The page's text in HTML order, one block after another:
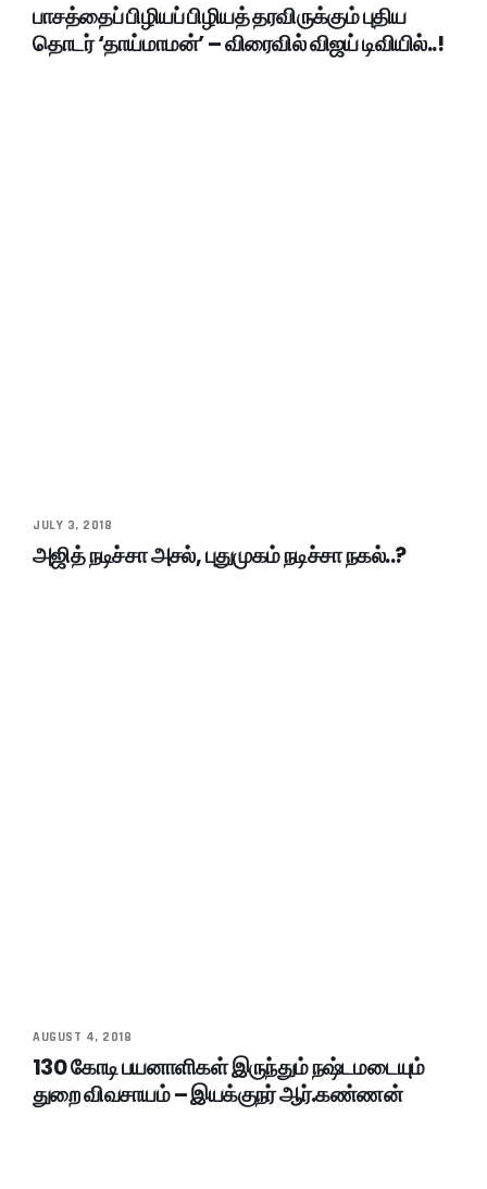
பாசத்தைப் பிழியப் பிழியத் தரவிருக்கும் புதிய
தொடர் ‘தாய்மாமன்’ – விரைவில் விஜய் டிவியில்..!
JULY 3, 2018
அஜித் நடிச்சா அசல், புதுமுகம் நடிச்சா நகல்..?
AUGUST 4, 2018
130 கோடி பயனாளிகள் இருந்தும் நஷ்டமடையும்
துறை விவசாயம் – இயக்குநர் ஆர்.கண்ணன்